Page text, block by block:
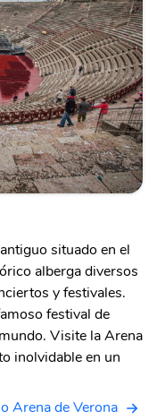
situado en el
alberga diversos
y festivales.
festival de
Visite la Arena
inolvidable en un
Arena de Verona